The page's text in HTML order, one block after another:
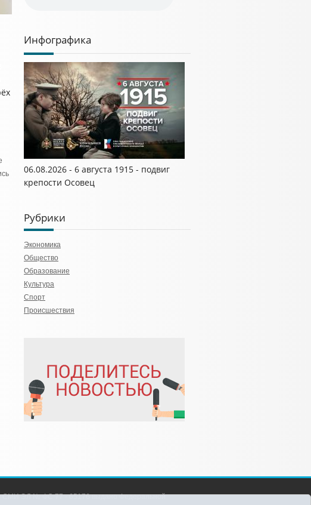
Инфографика
06.08.2026 - 6 августа 1915 - подвиг
крепости Осовец
Рубрики
Экономика
Общество
Образование
Культура
Спорт
Происшествия
СМИ ЭЛ № ФС 77 - 65176 выдано Федеральной